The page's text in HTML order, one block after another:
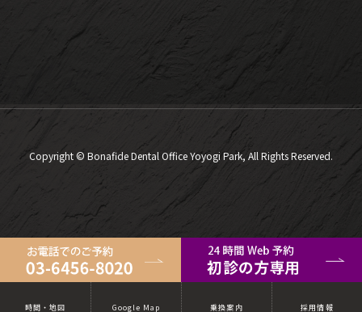
Copyright © Bonafide Dental Office Yoyogi Park, All Rights Reserved.
時間・地図 Google Map 乗換案内 採用情報